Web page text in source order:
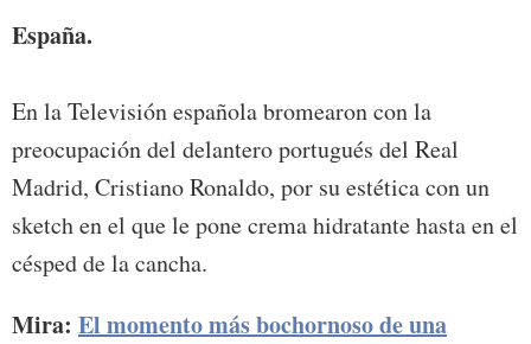
España.
En la Televisión española bromearon con la
preocupación del delantero portugués del Real
Madrid, Cristiano Ronaldo, por su estética con un
sketch en el que le pone crema hidratante hasta en el
césped de la cancha.
Mira: El momento más bochornoso de una